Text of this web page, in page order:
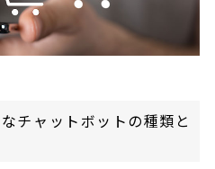
チャットボットの種類と